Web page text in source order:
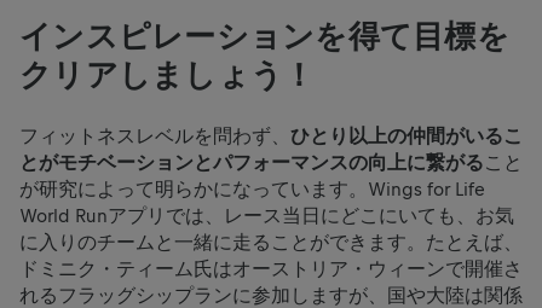
インスピレーションを得て目標を
クリアしましょう！
フィットネスレベルを問わず、 ひとり以上の仲間がいるこ
とがモチベーションとパフォーマンスの向上に繋がること
が研究によって明らかになっています。Wings for Life
World Runアプリでは、レース当日にどこにいても、お気
に入りのチームと一緒に走ることができます。たとえば、
ドミニク・ティーム氏はオーストリア・ウィーンで開催さ
れるフラッグシップランに参加しますが、国や大陸は関係